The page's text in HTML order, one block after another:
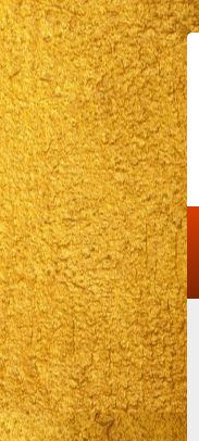
メ
イ
ン
メ
ニ
ュ
ー